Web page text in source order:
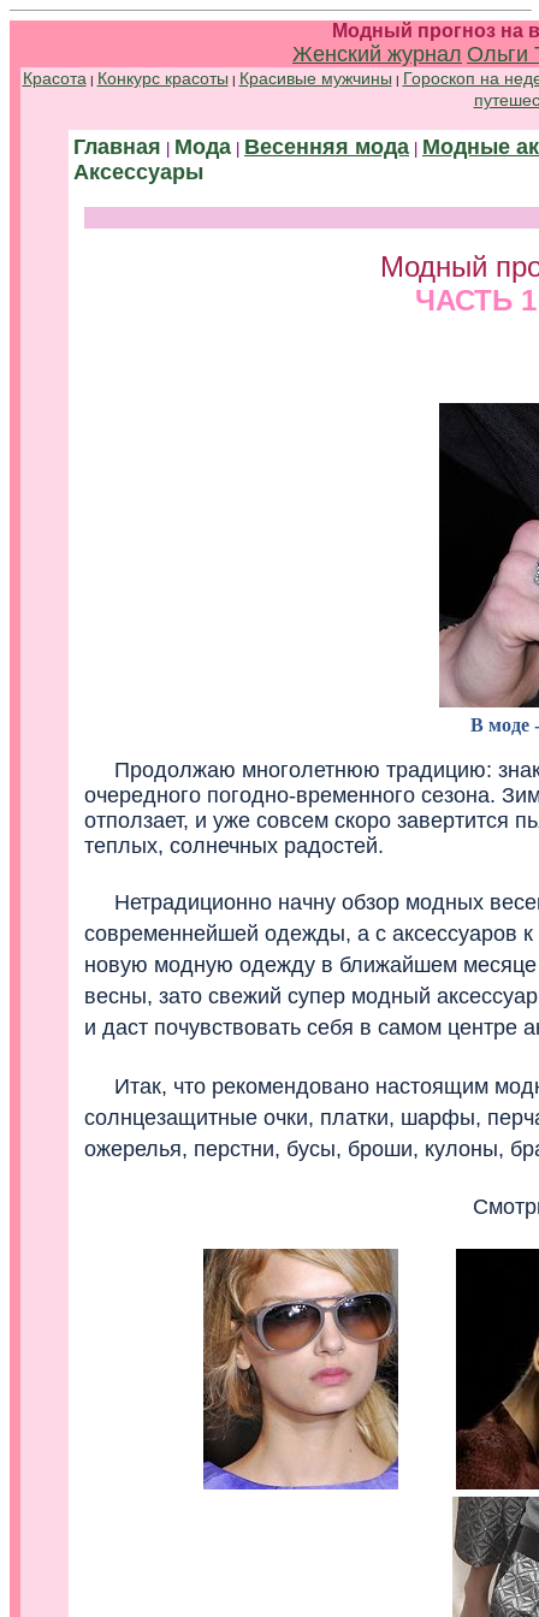
Модный прогноз на
Женский журнал Ольги
Красота | Конкурс красоты | Красивые мужчины | Гороскоп на
Главная Мода Весенняя мода Модные
Аксессуары
Модный
ЧАСТЬ
В моде
Продолжаю многолетнюю традицию:
очередного погодно-временного сезона.
отползает, и уже совсем скоро завертится
теплых, солнечных радостей.
Нетрадиционно начну обзор модных
современнейшей одежды, а с аксессуаров
новую модную одежду в ближайшем месяце
весны, зато свежий супер модный
и даст почувствовать себя в самом центре
Итак, что рекомендовано настоящим
солнцезащитные очки, платки, шарфы,
ожерелья, перстни, бусы, броши, кулоны,